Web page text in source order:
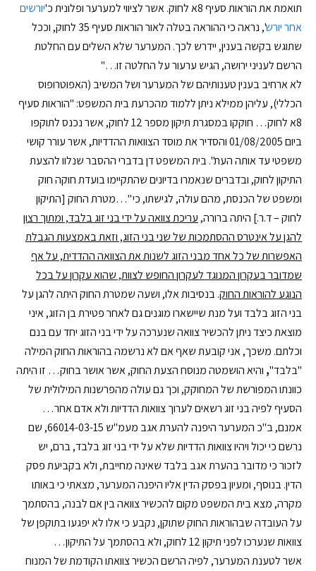
תואמת את הוראות סעיף 8א לחוק. אשר לציווי למערער ופלונית כ'
יורשים
אחר יורש
', נראה כי ההוראה בטלה לאור הוראות סעיף 35 לחוק, וככל
שתוגש בקשה בענין, יידרש לכך. המערער שלא השלים עם החלטת
הרשם לעניני ירושה, הגיש ערעור על החלטה זו…"
לא ארחיב בענין טענותיהם של המערער ושל המשיב (האפוטרופוס
הכללי), עליהן ממילא ניתן ללמוד מהכרעת בית המשפט: "הוראות סעיף
8א לחוק… חוקקו במסגרת תיקון מספר 12 לחוק, אשר נכנס לתוקפו
ביום 01/08/2005 והסדיר את מוסד הצוואות ההדדיות, אשר עורר קושי
משפטי עד אותה העת". בית המשפט דן בדברי ההסבר שנלוו להצעת
התיקון לחוק, ובדברים שנאמרו בדיונים שהתקיימו בועדת חוקה חוק
ומשפט של הכנסת, מהם עולה, לגישתו, כי "…מטרת החוק [התיקון
לחוק – ד.ר.] היתה ברורה, עריכת צוואה על ידי בני זוג בלבד, ומתוך רצון
להגן על אינטרס ההסתמכות של שני בני הזוג, וזאת באמצעות הגבלת
האפשרות של כל אחד מבני הזוג לשנות את הצוואה ההדדית, על אף
שמדובר בעקרון המנוגד לעקרון החופש לצוות, שהוא עקרון על בכל
הנוגע להוראות החוק. בנסיבות אלו, ושעה שמטרת החוק היתה להגן על
בני הזוג בלבד ועל מנת שיישארו מוגנים גם לאחר פטירת בן הזוג, איני
מוצאת כיצד ניתן להכשיר צוואה שנערכה על ידי בני הזוג יחד עם בנם
וכלתם. משכך, אני קובעת שאף אם לא נרשמה בהוראות החוק המילה
"בלבד", והיא הושמטה מנוסח הצעת החוק, אשר אושר בחוק… זו היתה
כוונתו המפורשת של המחוקק, וכך גם עולה מהפרשנות המילולית של
הסעיף לפיה בני זוג רשאים לערוך צוואות הדדיות ולא אדם אחר…
אמנם, ב"כ המערער היפנה להערת אגב מעמ"ש 66014-03-15, שם
נרשם כי יכול ויהיו צוואות הדדיות שלא על ידי בני זוג בלבד, ברם, יש
לזכור כי מדובר בהערת אגב בלבד שאינה מחייבת, ולא בקביעת פסק
הדין. בנוסף, ומעיון בפסק הדין אליו היפנה המערער, מצאתי כי באותו
מקרה, מצא בית המשפט מקום להכשיר צוואה בין אם לבנה, בהסתמך
על העובדה שבהוראות החוק שתוקן, נקבע כי אלו לא יפגעו בתוקפן של
צוואות שנערכו לפני תיקון 12 לחוק, ולא בהסתמך על התיקון…
אשר לטענת המערער, לפיה הרשם הכשיר צוואתו הקודמת של המנוח